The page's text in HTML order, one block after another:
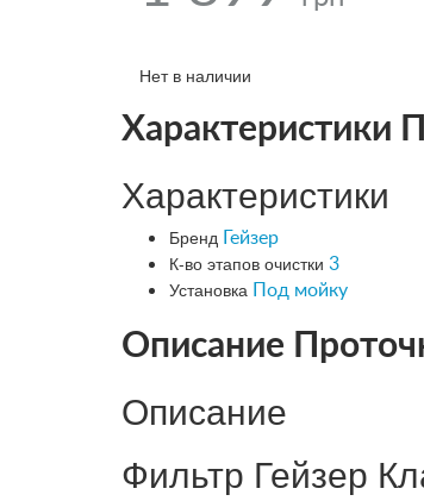
Нет в наличии
Характеристики
Характеристики
Бренд Гейзер
К-во этапов очистки 3
Установка Под мойку
Описание
Описание
Фильтр Гейзер